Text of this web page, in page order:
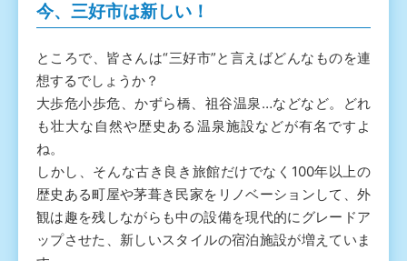
今、三好市は新しい！
ところで、皆さんは“三好市”と言えばどんなものを連
想するでしょうか？
大歩危小歩危、かずら橋、祖谷温泉…などなど。どれ
も壮大な自然や歴史ある温泉施設などが有名ですよ
ね。
しかし、そんな古き良き旅館だけでなく100年以上の
歴史ある町屋や茅葺き民家をリノベーションして、外
観は趣を残しながらも中の設備を現代的にグレードア
ップさせた、新しいスタイルの宿泊施設が増えていま